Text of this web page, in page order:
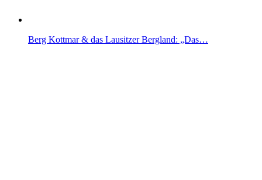
Berg Kottmar & das Lausitzer Bergland: „Das…